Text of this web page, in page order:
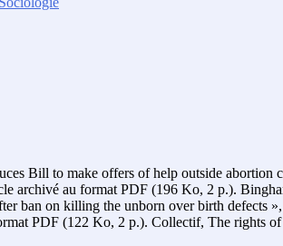
Bill to make offers of help outside abortion
archivé au format PDF (196 Ko, 2 p.).
ban on killing the unborn over birth defects
PDF (122 Ko, 2 p.). Collectif, The rights